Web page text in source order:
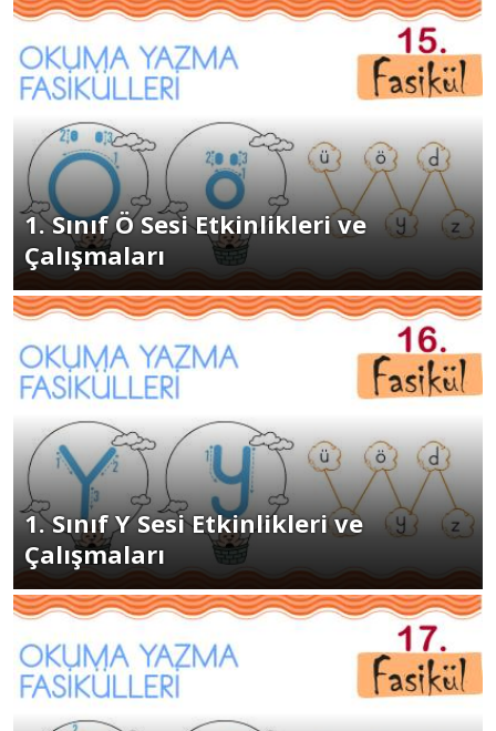
1. Sınıf Ö Sesi Etkinlikleri ve
Çalışmaları
1. Sınıf Y Sesi Etkinlikleri ve
Çalışmaları